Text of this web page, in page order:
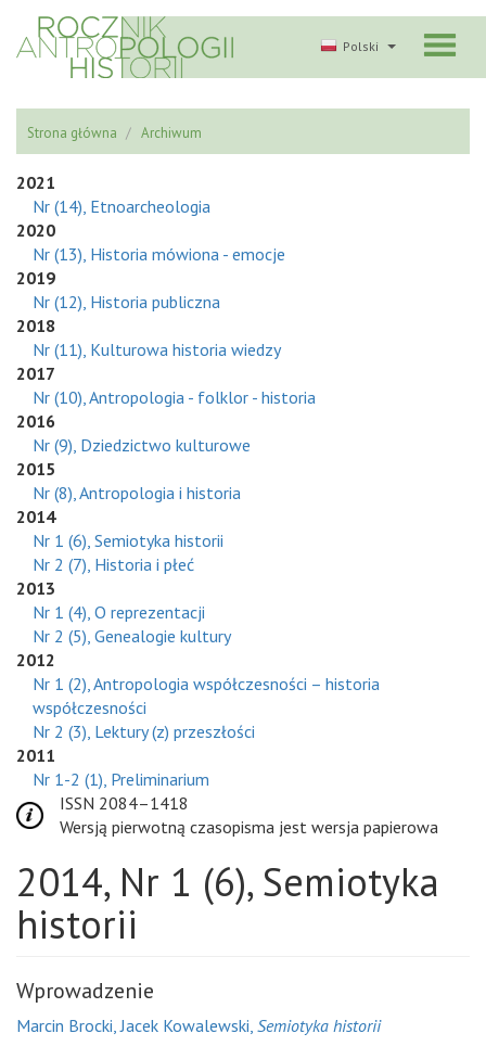
Polski
Strona główna Archiwum
2021
Nr (14), Etnoarcheologia
2020
Nr (13), Historia mówiona - emocje
2019
Nr (12), Historia publiczna
2018
Nr (11), Kulturowa historia wiedzy
2017
Nr (10), Antropologia - folklor - historia
2016
Nr (9), Dziedzictwo kulturowe
2015
Nr (8), Antropologia i historia
2014
Nr 1 (6), Semiotyka historii
Nr 2 (7), Historia i płeć
2013
Nr 1 (4), O reprezentacji
Nr 2 (5), Genealogie kultury
2012
Nr 1 (2), Antropologia współczesności – historia
współczesności
Nr 2 (3), Lektury (z) przeszłości
2011
Nr 1-2 (1), Preliminarium
ISSN 2084–1418
Wersją pierwotną czasopisma jest wersja papierowa
2014, Nr 1 (6), Semiotyka
historii
Wprowadzenie
Marcin Brocki, Jacek Kowalewski, Semiotyka historii